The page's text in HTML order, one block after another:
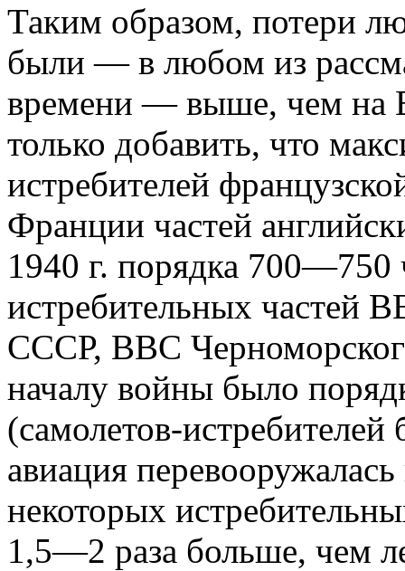
Таким образом, потери
были — в любом из
времени — выше, чем на
только добавить, что
истребителей
Франции частей
1940 г. порядка 700—750
истребительных частей
СССР, ВВС
началу войны было
(самолетов-
авиация
некоторых
1,5—2 раза больше, чем